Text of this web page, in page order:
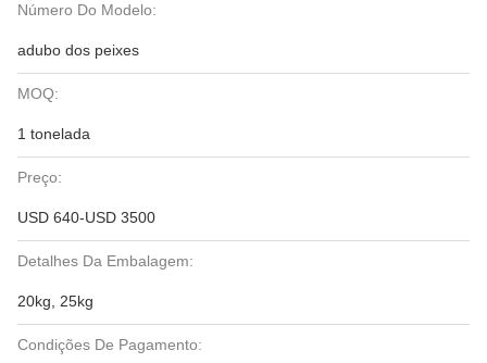
Número Do Modelo:
adubo dos peixes
MOQ:
1 tonelada
Preço:
USD 640-USD 3500
Detalhes Da Embalagem:
20kg, 25kg
Condições De Pagamento: